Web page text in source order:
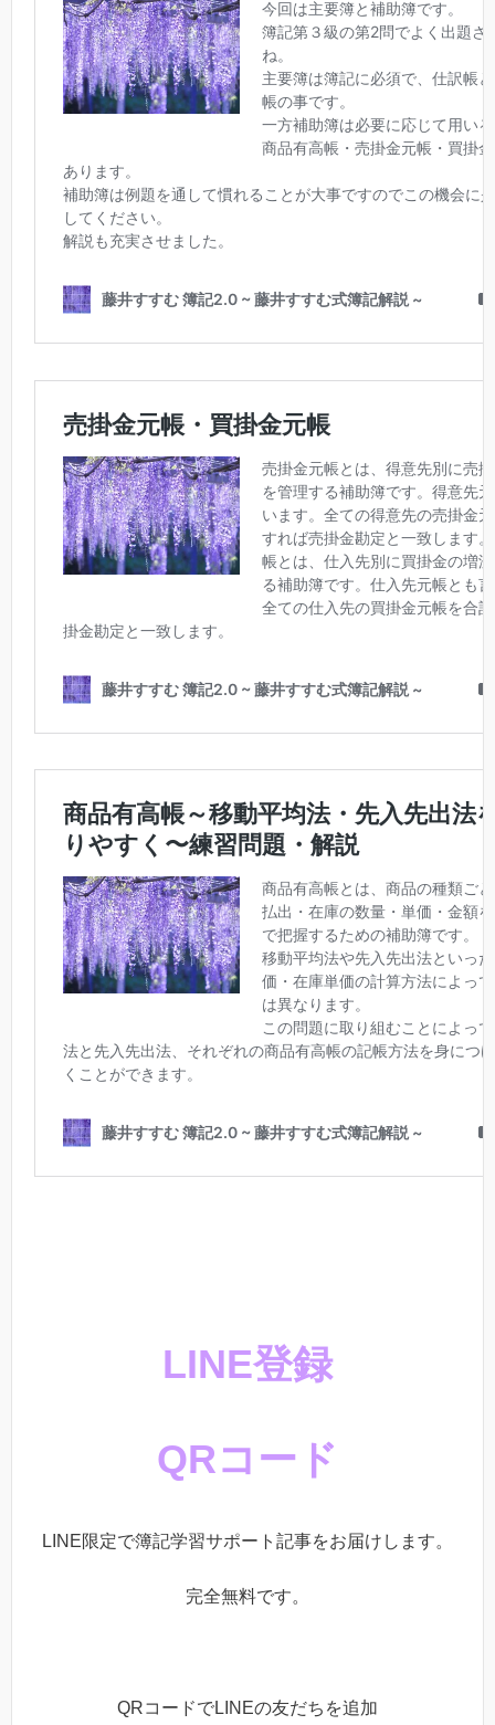
LINE登録
QRコード
LINE限定で簿記学習サポート記事をお届けします。
完全無料です。
QRコードでLINEの友だちを追加